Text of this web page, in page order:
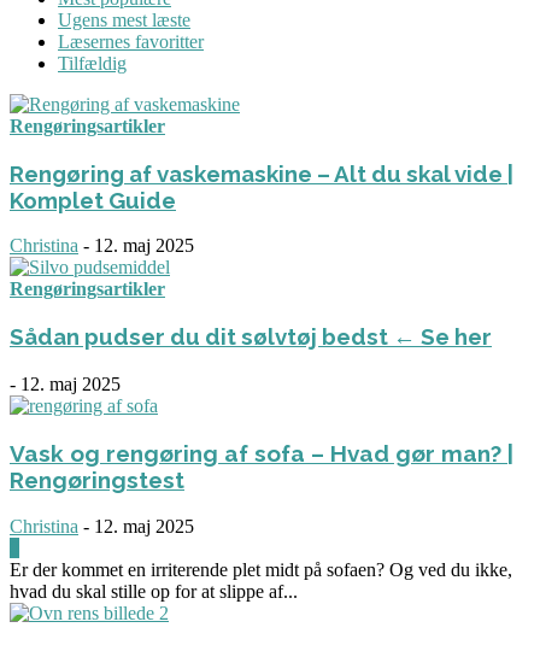
Ugens mest læste
Læsernes favoritter
Tilfældig
Rengøringsartikler
Rengøring af vaskemaskine – Alt du skal vide |
Komplet Guide
Christina - 12. maj 2025
Rengøringsartikler
Sådan pudser du dit sølvtøj bedst ← Se her
- 12. maj 2025
Vask og rengøring af sofa – Hvad gør man? |
Rengøringstest
Christina - 12. maj 2025
Er der kommet en irriterende plet midt på sofaen? Og ved du ikke,
hvad du skal stille op for at slippe af...